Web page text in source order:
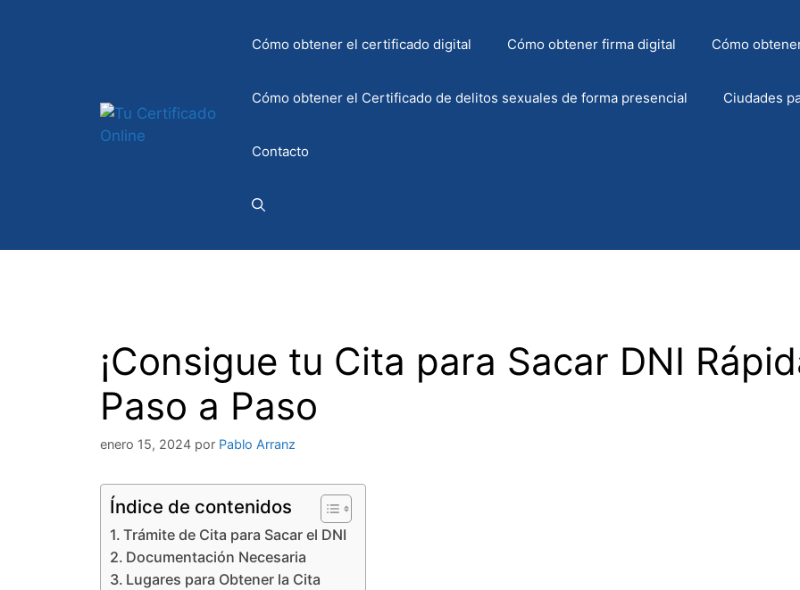
Cómo obtener el certificado digital Cómo obtener firma digital Cómo
Cómo obtener el Certificado de delitos sexuales de forma presencial Ciudades
Contacto
¡Consigue tu Cita para Sacar DNI
Paso a Paso
enero 15, 2024 por Pablo Arranz
Índice de contenidos
Trámite de Cita para Sacar el DNI
Documentación Necesaria
Lugares para Obtener la Cita